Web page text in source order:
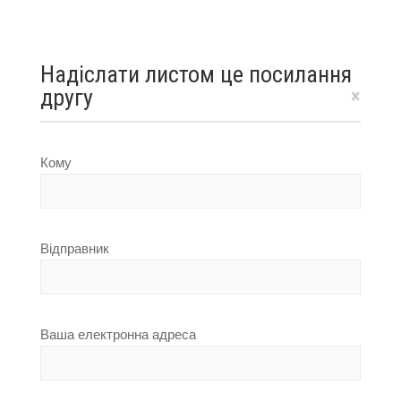
Надіслати листом це посилання
другу
×
Кому
Відправник
Ваша електронна адреса